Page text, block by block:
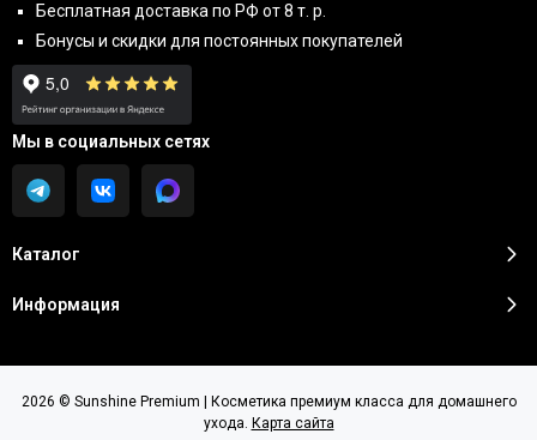
Каталог
Информация
Бесплатная доставка по РФ от 8 т. р.
Бонусы и скидки для постоянных покупателей
Мы в социальных сетях
2026 © Sunshine Premium | Косметика премиум класса для домашнего
ухода. Карта сайта